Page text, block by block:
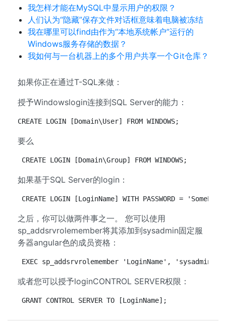
我怎样才能在MySQL中显示用户的权限？
人们认为“隐藏”保存文件对话框意味着电脑被冻结
我在哪里可以find由作为“本地系统帐户”运行的
Windows服务存储的数据？
我如何与一台机器上的多个用户共享一个Git仓库？
如果你正在通过T-SQL来做：
授予Windowslogin连接到SQL Server的能力：
CREATE LOGIN [Domain\User] FROM WINDOWS;
要么
CREATE LOGIN [Domain\Group] FROM WINDOWS;
如果基于SQL Server的login：
CREATE LOGIN [LoginName] WITH PASSWORD =
之后，你可以做两件事之一。 您可以使用
sp_addsrvrolemember将其添加到sysadmin固定服
务器angular色的成员资格：
EXEC sp_addsrvrolemember 'LoginName', 'sysadmin';
或者您可以授予loginCONTROL SERVER权限：
GRANT CONTROL SERVER TO [LoginName];